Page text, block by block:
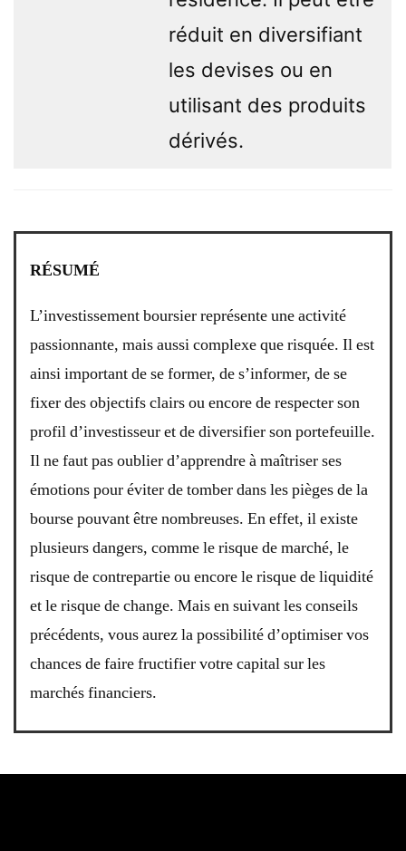
réduit en diversifiant
les devises ou en
utilisant des produits
dérivés.
RÉSUMÉ
L’investissement boursier représente une activité
passionnante, mais aussi complexe que risquée. Il est
ainsi important de se former, de s’informer, de se
fixer des objectifs clairs ou encore de respecter son
profil d’investisseur et de diversifier son portefeuille.
Il ne faut pas oublier d’apprendre à maîtriser ses
émotions pour éviter de tomber dans les pièges de la
bourse pouvant être nombreuses. En effet, il existe
plusieurs dangers, comme le risque de marché, le
risque de contrepartie ou encore le risque de liquidité
et le risque de change. Mais en suivant les conseils
précédents, vous aurez la possibilité d’optimiser vos
chances de faire fructifier votre capital sur les
marchés financiers.